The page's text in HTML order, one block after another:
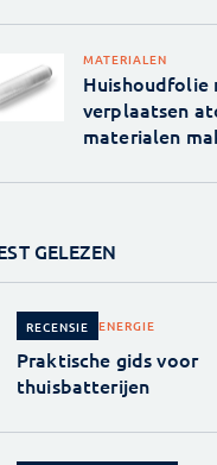
MATERIALEN
Huishoudfolie
verplaatsen
materialen
GELEZEN
RECENSIE ENERGIE
Praktische gids voor
thuisbatterijen